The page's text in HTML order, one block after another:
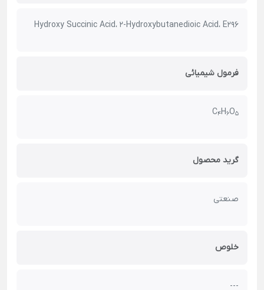
Hydroxy Succinic Acid، 2-Hydroxybutanedioic Acid، E296
فرمول شیمیائی
C4H6O5
گرید محصول
صنعتی
خلوص
---